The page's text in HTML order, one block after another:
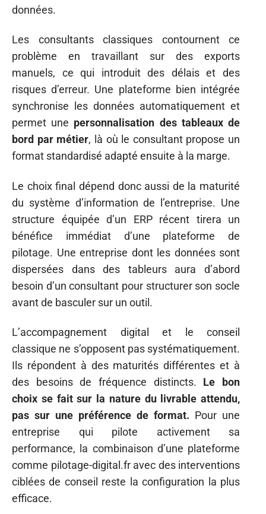
données.
Les consultants classiques contournent ce
problème en travaillant sur des exports
manuels, ce qui introduit des délais et des
risques d’erreur. Une plateforme bien intégrée
synchronise les données automatiquement et
permet une personnalisation des tableaux de
bord par métier, là où le consultant propose un
format standardisé adapté ensuite à la marge.
Le choix final dépend donc aussi de la maturité
du système d’information de l’entreprise. Une
structure équipée d’un ERP récent tirera un
bénéfice immédiat d’une plateforme de
pilotage. Une entreprise dont les données sont
dispersées dans des tableurs aura d’abord
besoin d’un consultant pour structurer son socle
avant de basculer sur un outil.
L’accompagnement digital et le conseil
classique ne s’opposent pas systématiquement.
Ils répondent à des maturités différentes et à
des besoins de fréquence distincts. Le bon
choix se fait sur la nature du livrable attendu,
pas sur une préférence de format. Pour une
entreprise qui pilote activement sa
performance, la combinaison d’une plateforme
comme pilotage-digital.fr avec des interventions
ciblées de conseil reste la configuration la plus
efficace.